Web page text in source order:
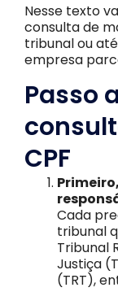
Nesse texto
consulta de
tribunal ou
empresa
Passo
CPF
Cada
tribunal
Tribunal
Justiça
(TRT),